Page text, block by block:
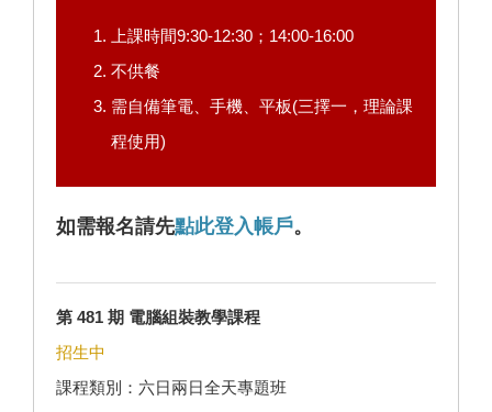
上課時間9:30-12:30；14:00-16:00
不供餐
需自備筆電、手機、平板(三擇一，理論課
程使用)
如需報名請先點此登入帳戶。
第 481 期 電腦組裝教學課程
招生中
課程類別：六日兩日全天專題班